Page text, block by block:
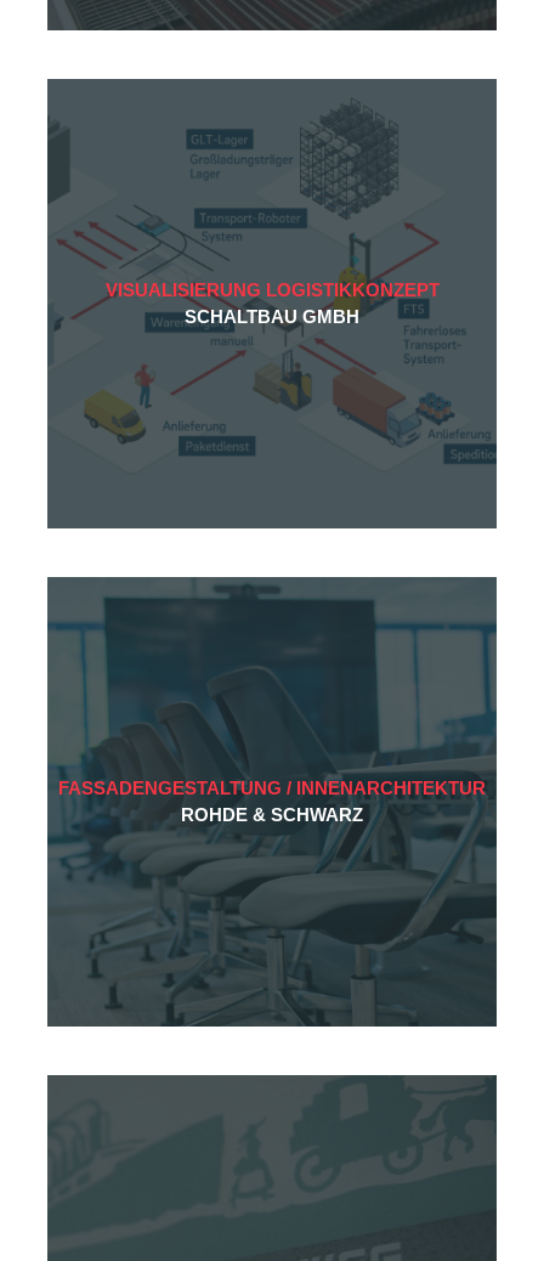
Wenig Zeit?
Dann nehmen Sie gerne
VISUALISIERUNG LOGISTIKKONZEPT
SCHALTBAU GMBH
FASSADENGESTALTUNG / INNENARCHITEKTUR
ROHDE & SCHWARZ